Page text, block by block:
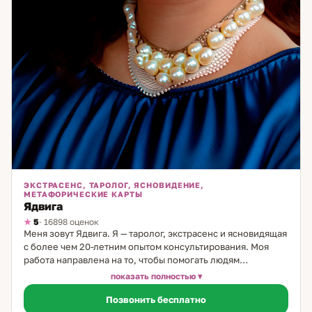
ЭКСТРАСЕНС, ТАРОЛОГ, ЯСНОВИДЕНИЕ,
МЕТАФОРИЧЕСКИЕ КАРТЫ
Ядвига
5· 16898 оценок
Меня зовут Ядвига. Я — таролог, экстрасенс и ясновидящая
с более чем 20-летним опытом консультирования. Моя
работа направлена на то, чтобы помогать людям
разобраться в сложных жизненных ситуациях, особенно
тех, что касаются личных отношений и выбора пути. В
своей практике я использую классические карты Таро,
показать полностью
Позвонить бесплатно